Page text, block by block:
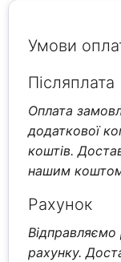
Умови
Післяплата
Оплата
додаткової
коштів.
нашим
Рахунок
Відправляємо
рахунку.